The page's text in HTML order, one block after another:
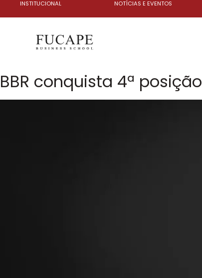
INSTITUCIONAL NOTÍCIAS E EVENTOS
BBR conquista 4ª